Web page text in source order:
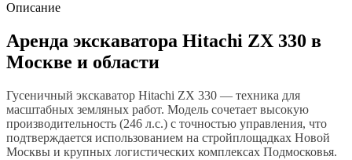
Описание
Аренда экскаватора Hitachi ZX 330 в
Москве и области
Гусеничный экскаватор Hitachi ZX 330 — техника для
масштабных земляных работ. Модель сочетает высокую
производительность (246 л.с.) с точностью управления, что
подтверждается использованием на стройплощадках Новой
Москвы и крупных логистических комплексах Подмосковья.